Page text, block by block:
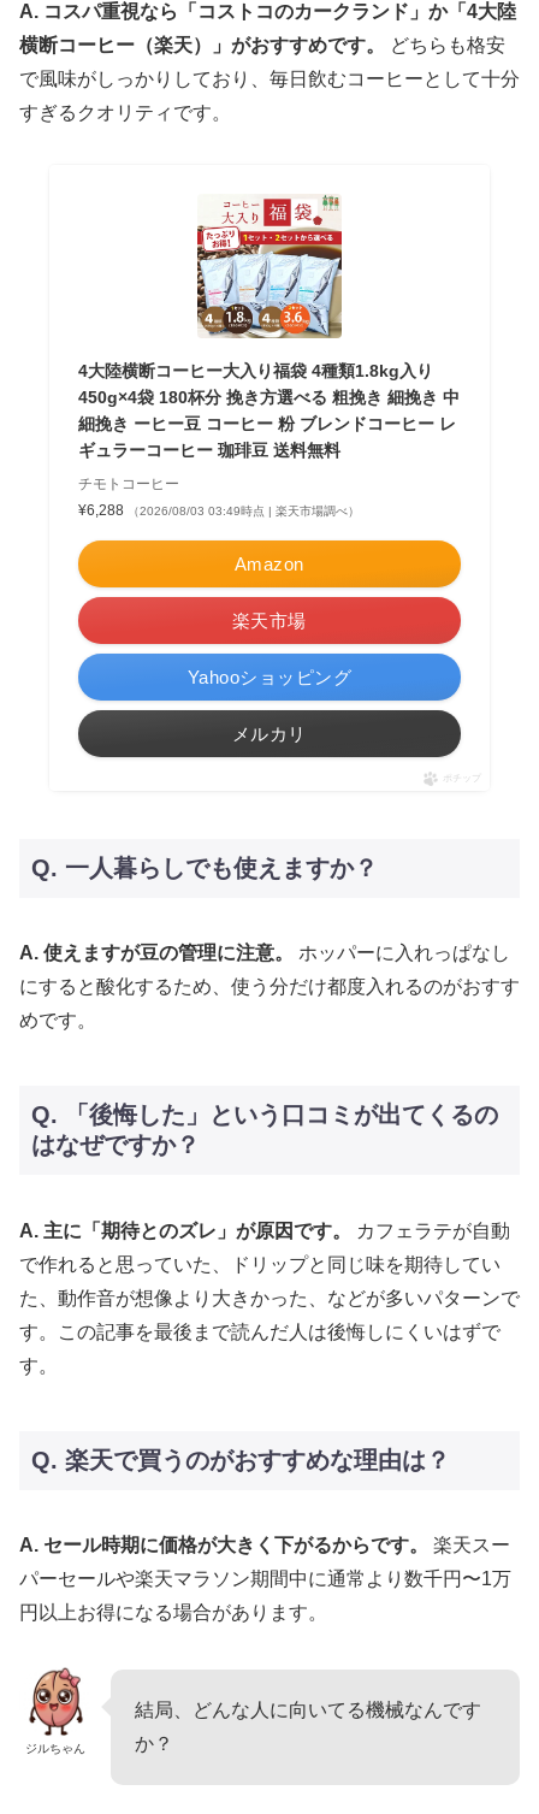
A. コスパ重視なら「コストコのカークランド」か「4大陸
横断コーヒー（楽天）」がおすすめです。
どちらも格安
で風味がしっかりしており、毎日飲むコーヒーとして十分
すぎるクオリティです。
4大陸横断コーヒー大入り福袋 4種類1.8kg入り
450g×4袋 180杯分 挽き方選べる 粗挽き 細挽き 中
細挽き ーヒー豆 コーヒー 粉 ブレンドコーヒー レ
ギュラーコーヒー 珈琲豆 送料無料
チモトコーヒー
¥6,288
（2026/08/03 03:49時点 | 楽天市場調べ）
Amazon
楽天市場
Yahooショッピング
メルカリ
ポチップ
Q. 一人暮らしでも使えますか？
A. 使えますが豆の管理に注意。
ホッパーに入れっぱなし
にすると酸化するため、使う分だけ都度入れるのがおすす
めです。
Q. 「後悔した」という口コミが出てくるの
はなぜですか？
A. 主に「期待とのズレ」が原因です。
カフェラテが自動
で作れると思っていた、ドリップと同じ味を期待してい
た、動作音が想像より大きかった、などが多いパターンで
す。この記事を最後まで読んだ人は後悔しにくいはずで
す。
Q. 楽天で買うのがおすすめな理由は？
A. セール時期に価格が大きく下がるからです。
楽天スー
パーセールや楽天マラソン期間中に通常より数千円〜1万
円以上お得になる場合があります。
ジルちゃん
結局、どんな人に向いてる機械なんです
か？